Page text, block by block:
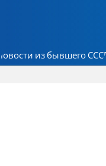
Новости из бывшего СССР